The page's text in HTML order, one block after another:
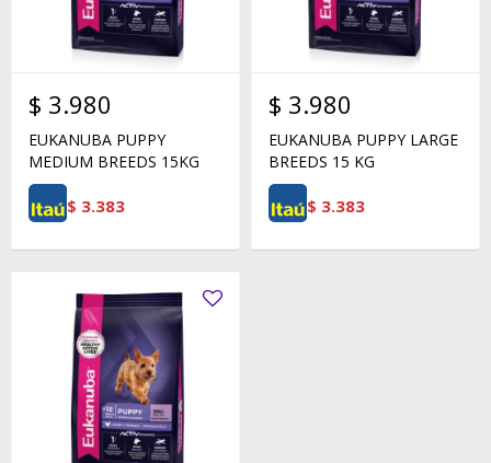
$ 3.980
EUKANUBA PUPPY
MEDIUM BREEDS 15KG
$ 3.383
$ 3.980
EUKANUBA PUPPY LARGE
BREEDS 15 KG
$ 3.383